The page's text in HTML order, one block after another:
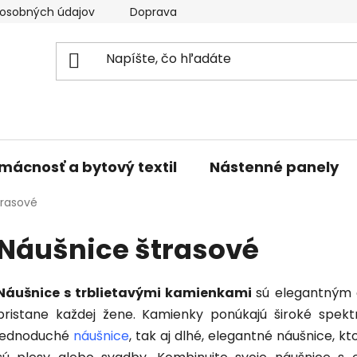
údajov Doprava a platba
a bytový textil Nástenné panely
štrasové
s trblietavými kamienkamisú
každej žene. Kamienky ponúkajú široké
náušnice, tak aj dlhé, elegantné náušnice,